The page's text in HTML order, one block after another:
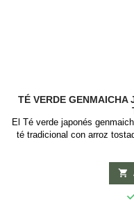
TÉ VERDE GENMAICHA
El Té verde japonés
té tradicional con arroz
sabor. El té Genmaicha se
el té Bancha y notas
contenido en cafeína, lo